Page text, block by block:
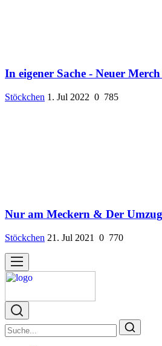
In eigener Sache - Neuer
Stöckchen 1. Jul 2022 0 785
Nur am Meckern & Der Umzug
Stöckchen 21. Jul 2021 0 770